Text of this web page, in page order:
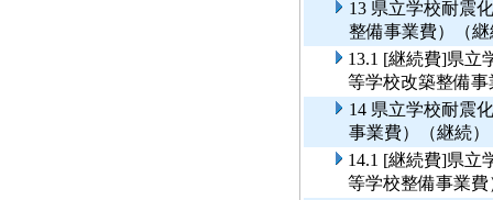
13 県立学校耐震
整備事業費）（
13.1 [継続費]県立
等学校改築整備
14 県立学校耐震
事業費）（継続）
14.1 [継続費]県立
等学校整備事業費